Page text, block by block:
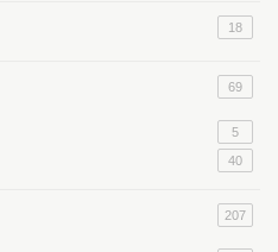
18
69
5
40
207